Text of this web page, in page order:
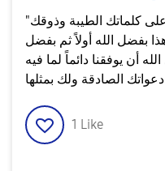
"جزاك الله خيراً يا أخي العزيز على كلماتك الطيبة وذوقك
بفضل الله أولاً ثم بفضل
أن يوفقنا دائماً لما فيه
1 Like